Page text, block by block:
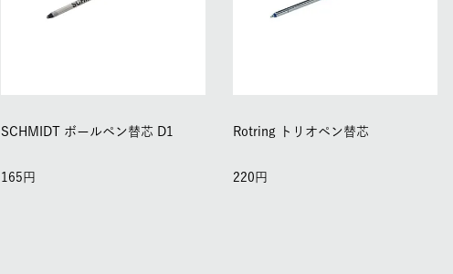
SCHMIDT ボールペン替芯 D1
165
Rotring トリオペン替芯
220